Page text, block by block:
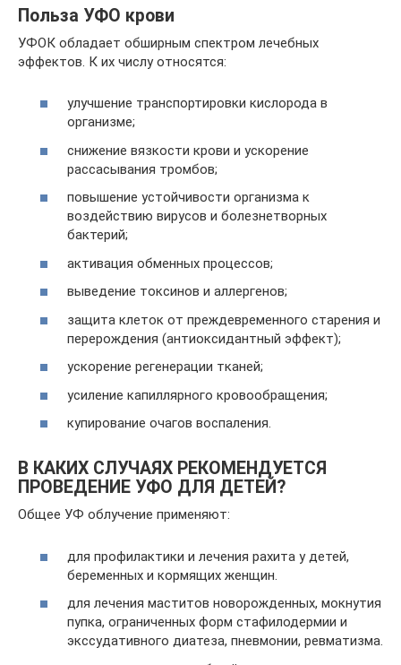
Польза УФО крови
УФОК обладает обширным спектром лечебных
эффектов. К их числу относятся:
улучшение транспортировки кислорода в
организме;
снижение вязкости крови и ускорение
рассасывания тромбов;
повышение устойчивости организма к
воздействию вирусов и болезнетворных
бактерий;
активация обменных процессов;
выведение токсинов и аллергенов;
защита клеток от преждевременного старения и
перерождения (антиоксидантный эффект);
ускорение регенерации тканей;
усиление капиллярного кровообращения;
купирование очагов воспаления.
В КАКИХ СЛУЧАЯХ РЕКОМЕНДУЕТСЯ
ПРОВЕДЕНИЕ УФО ДЛЯ ДЕТЕЙ?
Общее УФ облучение применяют:
для профилактики и лечения рахита у детей,
беременных и кормящих женщин.
для лечения маститов новорожденных, мокнутия
пупка, ограниченных форм стафилодермии и
экссудативного диатеза, пневмонии, ревматизма.